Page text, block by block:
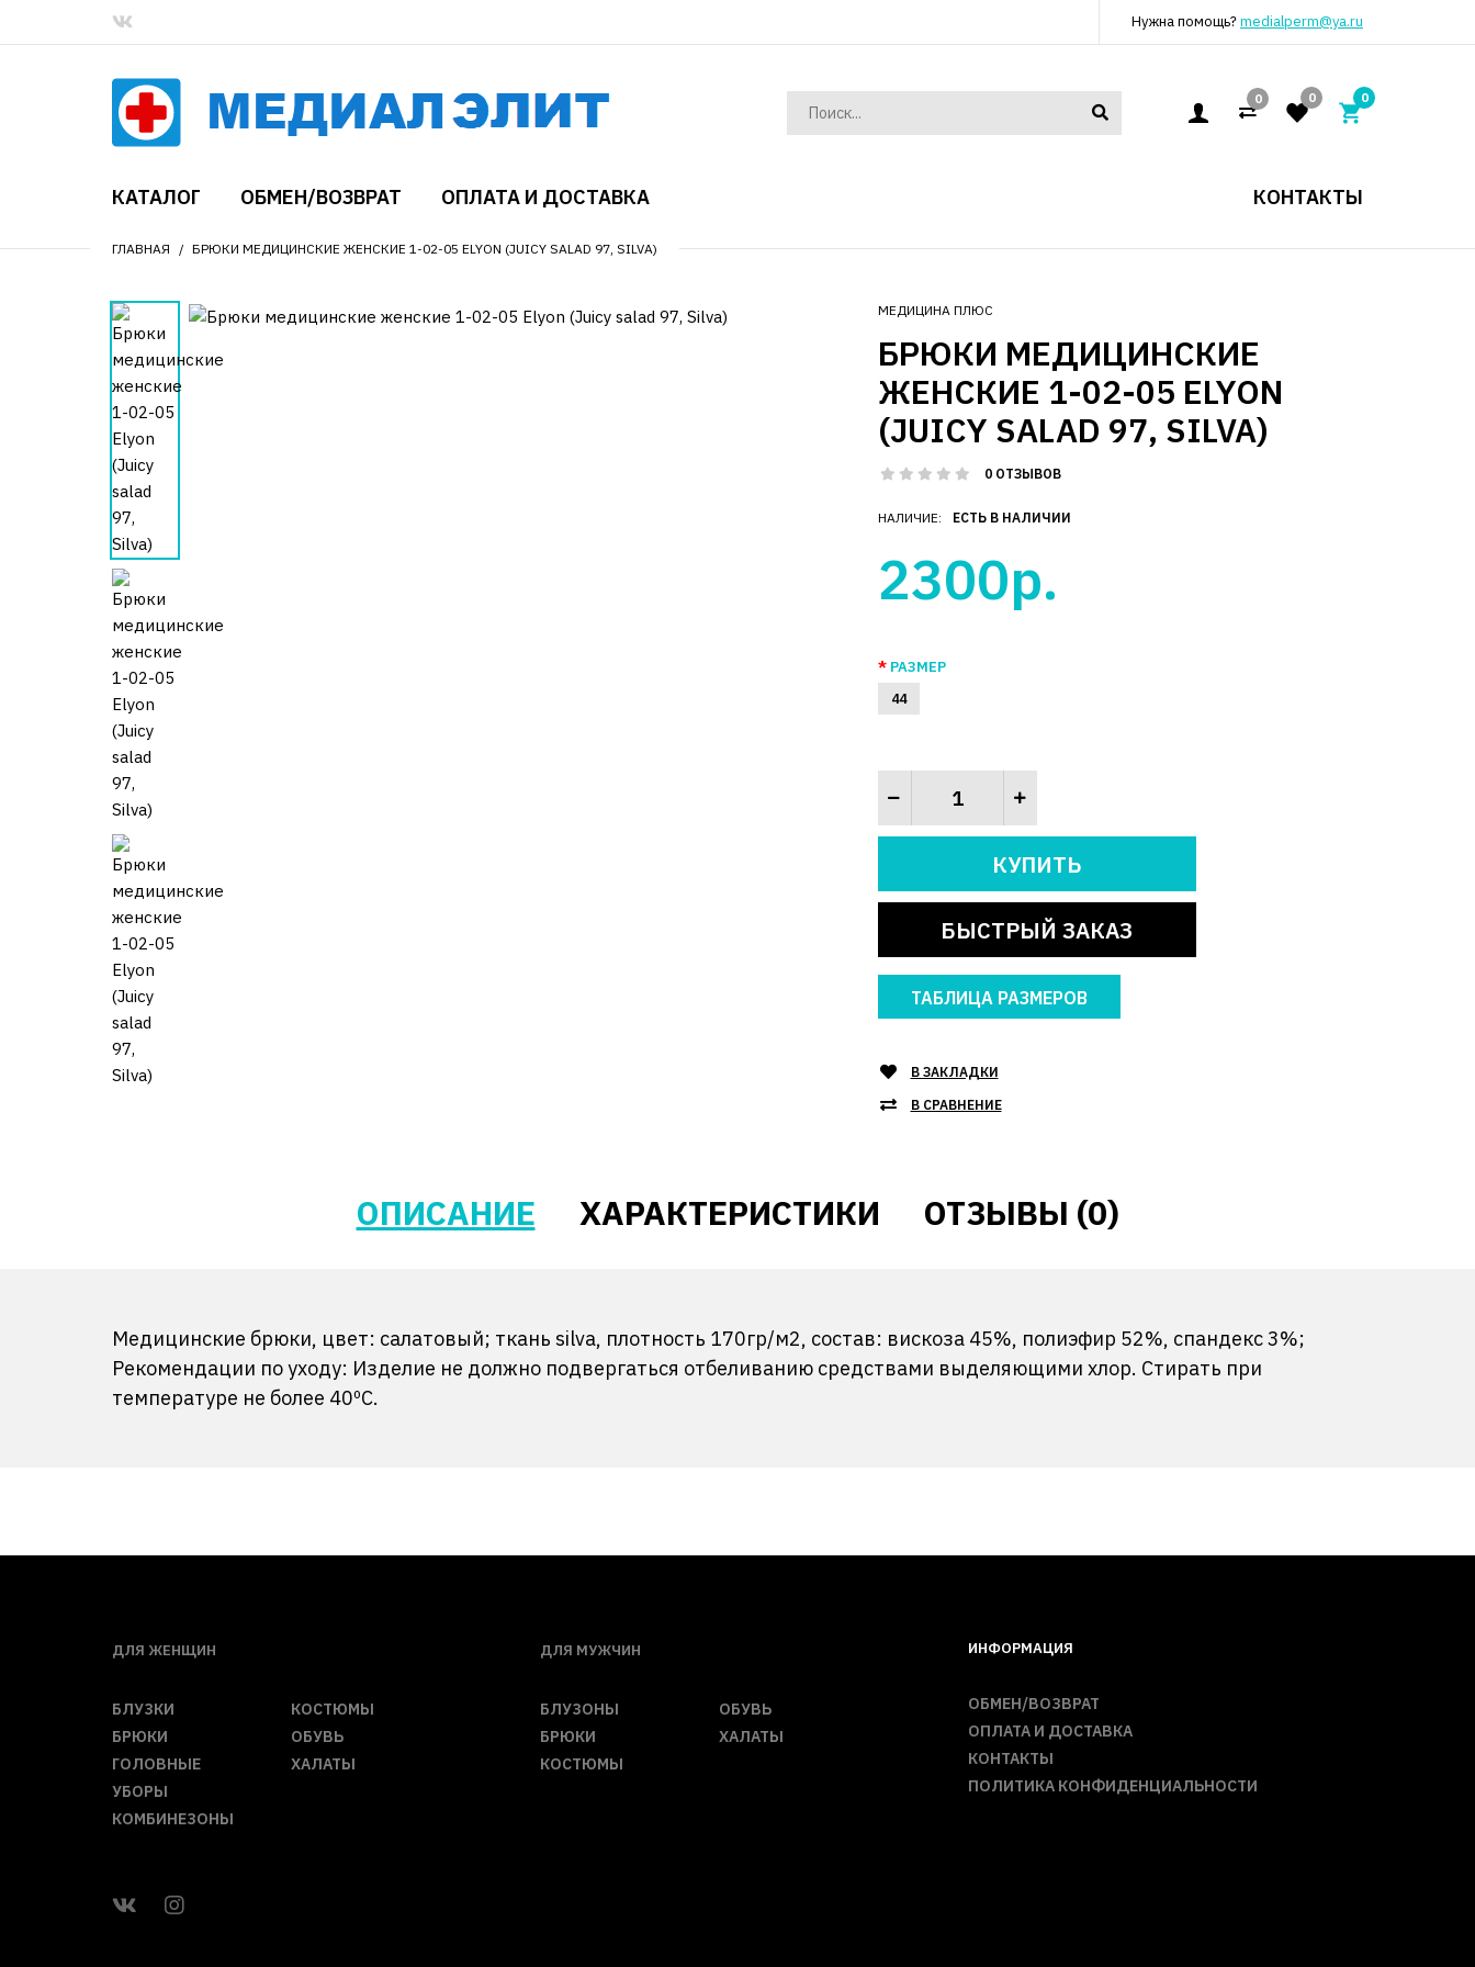
Нужна помощь?medialperm@ya.ru
0 0 0
КАТАЛОГ ОБМЕН/ВОЗВРАТ ОПЛАТА И ДОСТАВКА КОНТАКТЫ
ГЛАВНАЯ БРЮКИ МЕДИЦИНСКИЕ ЖЕНСКИЕ 1-02-05 ELYON (JUICY SALAD 97, SILVA)
МЕДИЦИНА ПЛЮС
БРЮКИ МЕДИЦИНСКИЕ
ЖЕНСКИЕ 1-02-05 ELYON
(JUICY SALAD 97, SILVA)
0 ОТЗЫВОВ
НАЛИЧИЕ: ЕСТЬ В НАЛИЧИИ
2300р.
РАЗМЕР
44
БЫСТРЫЙ ЗАКАЗ
ТАБЛИЦА РАЗМЕРОВ
В ЗАКЛАДКИ
В СРАВНЕНИЕ
ОПИСАНИЕ ХАРАКТЕРИСТИКИ ОТЗЫВЫ (0)
Медицинские брюки, цвет: салатовый; ткань silva, плотность 170гр/м2, состав: вискоза 45%, полиэфир 52%, спандекс 3%;
Рекомендации по уходу: Изделие не должно подвергаться отбеливанию средствами выделяющими хлор. Стирать при
температуре не более 40ºС.
ДЛЯ ЖЕНЩИН
БЛУЗКИ
БРЮКИ
ГОЛОВНЫЕ
УБОРЫ
КОМБИНЕЗОНЫ
КОСТЮМЫ
ОБУВЬ
ХАЛАТЫ
ДЛЯ МУЖЧИН
БЛУЗОНЫ
БРЮКИ
КОСТЮМЫ
ОБУВЬ
ХАЛАТЫ
ИНФОРМАЦИЯ
ОБМЕН/ВОЗВРАТ
ОПЛАТА И ДОСТАВКА
КОНТАКТЫ
ПОЛИТИКА КОНФИДЕНЦИАЛЬНОСТИ